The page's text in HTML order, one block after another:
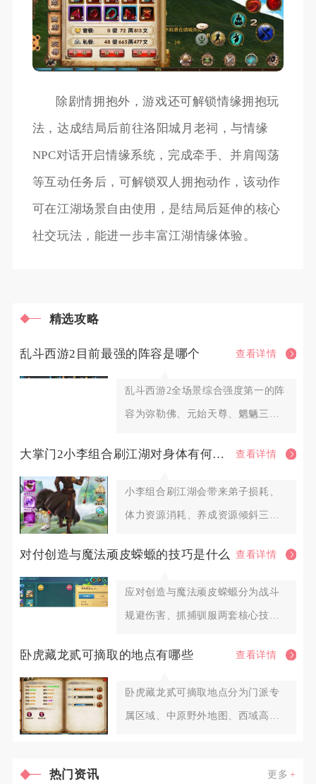
除剧情拥抱外，游戏还可解锁情缘拥抱玩
法，达成结局后前往洛阳城月老祠，与情缘
NPC对话开启情缘系统，完成牵手、并肩闯荡
等互动任务后，可解锁双人拥抱动作，该动作
可在江湖场景自由使用，是结局后延伸的核心
社交玩法，能进一步丰富江湖情缘体验。
精选攻略
乱斗西游2目前最强的阵容是哪个 查看详情
乱斗西游2全场景综合强度第一的阵
容为弥勒佛、元始天尊、魍魉三英
大掌门2小李组合刷江湖对身体有何影响 查看详情
小李组合刷江湖会带来弟子损耗、
体力资源消耗、养成资源倾斜三大
对付创造与魔法顽皮蝾螈的技巧是什么 查看详情
应对创造与魔法顽皮蝾螈分为战斗
规避伤害、抓捕驯服两套核心技
血
卧虎藏龙贰可摘取的地点有哪些 查看详情
卧虎藏龙贰可摘取地点分为门派专
属区域、中原野外地图、西域高阶
热门资讯 更多